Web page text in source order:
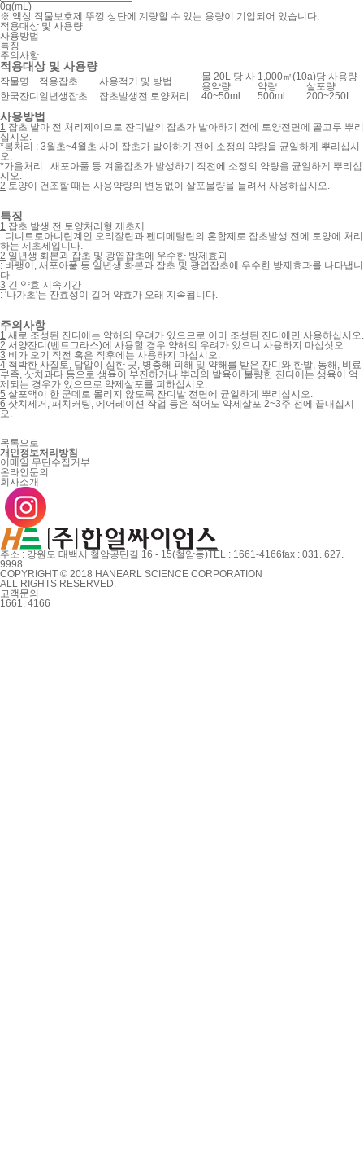
0g(mL)
※ 액상 작물보호제 뚜껑 상단에 계량할 수 있는 용량이 기입되어 있습니다.
적용대상 및 사용량
사용방법
특징
주의사항
적용대상 및 사용량
작물명 적용잡초 사용적기 및 방법
물 20L 당 사
용약량
1,000㎡(10a)당 사용량
약량
살포량
한국잔디 일년생잡초 잡초발생전 토양처리 40~50ml 500ml 200~250L
사용방법
1 잡초 발아 전 처리제이므로 잔디밭의 잡초가 발아하기 전에 토양전면에 골고루 뿌리
십시오.
*봄처리 : 3월초~4월초 사이 잡초가 발아하기 전에 소정의 약량을 균일하게 뿌리십시
오.
*가을처리 : 새포아풀 등 겨울잡초가 발생하기 직전에 소정의 약량을 균일하게 뿌리십
시오.
2 토양이 건조할 때는 사용약량의 변동없이 살포물량을 늘려서 사용하십시오.
특징
1 잡초 발생 전 토양처리형 제초제
: 디니트로아니린계인 오리잘린과 펜디메탈린의 혼합제로 잡초발생 전에 토양에 처리
하는 제초제입니다.
2 일년생 화본과 잡초 및 광엽잡초에 우수한 방제효과
: 바랭이, 새포아풀 등 일년생 화본과 잡초 및 광엽잡초에 우수한 방제효과를 나타냅니
다.
3 긴 약효 지속기간
: '나가초'는 잔효성이 길어 약효가 오래 지속됩니다.
주의사항
1 새로 조성된 잔디에는 약해의 우려가 있으므로 이미 조성된 잔디에만 사용하십시오.
2 서양잔디(벤트그라스)에 사용할 경우 약해의 우려가 있으니 사용하지 마십싯오.
3 비가 오기 직전 혹은 직후에는 사용하지 마십시오.
4 척박한 사질토, 답압이 심한 곳, 병충해 피해 및 약해를 받은 잔디와 한발, 동해, 비료
부족, 삿치과다 등으로 생육이 부진하거나 뿌리의 발육이 불량한 잔디에는 생육이 억
제되는 경우가 있으므로 약제살포를 피하십시오.
5 살포액이 한 군데로 몰리지 않도록 잔디밭 전면에 균일하게 뿌리십시오.
6 삿치제거, 패치커팅, 에어레이션 작업 등은 적어도 약제살포 2~3주 전에 끝내십시
오.
목록으로
개인정보처리방침
이메일 무단수집거부
온라인문의
회사소개
주소 : 강원도 태백시 철암공단길 16 - 15(철암동)TEL : 1661-4166fax : 031. 627.
9998
COPYRIGHT © 2018 HANEARL SCIENCE CORPORATION
ALL RIGHTS RESERVED.
고객문의
1661. 4166